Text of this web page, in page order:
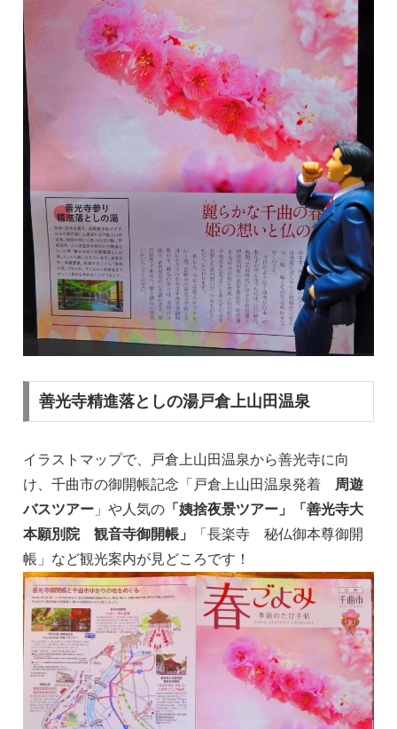
善光寺精進落としの湯戸倉上山田温泉
イラストマップで、戸倉上山田温泉から善光寺に向
け、千曲市の御開帳記念「戸倉上山田温泉発着
周遊
バスツアー 」や人気の 「姨捨夜景ツアー」
「善光寺大
本願別院 観音寺御開帳」
「長楽寺 秘仏御本尊御開
帳」など観光案内が見どころです！